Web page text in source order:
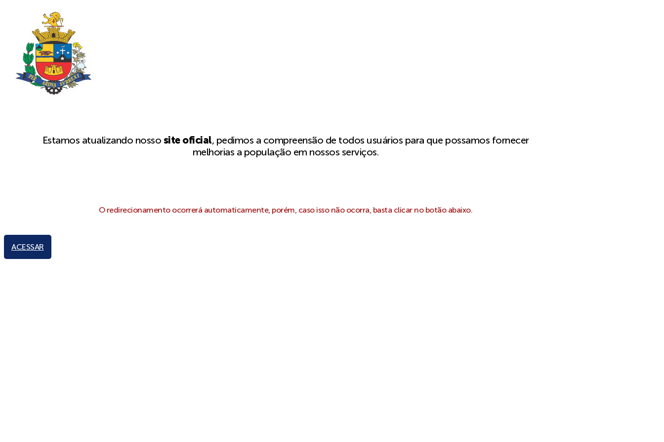
Estamos atualizando nosso site oficial, pedimos a compreensão de todos usuários para que possamos fornecer
melhorias a população em nossos serviços.
O redirecionamento ocorrerá automaticamente, porém, caso isso não ocorra, basta clicar no botão abaixo.
ACESSAR